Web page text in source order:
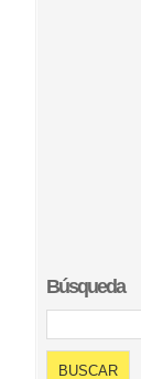
Búsqueda